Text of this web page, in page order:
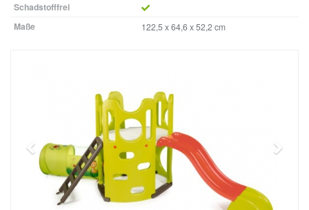
Schadstofffrei
Maße
122,5 x 64,6 x 52,2 cm